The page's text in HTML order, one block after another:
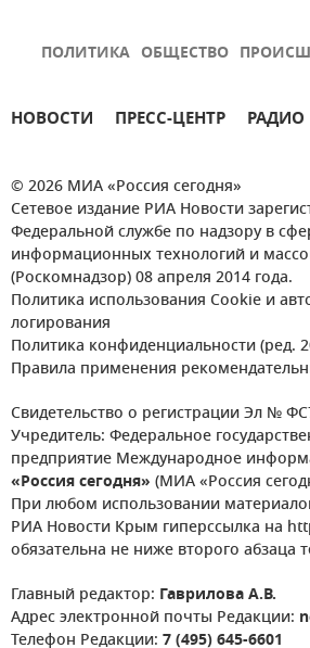
ПОЛИТИКА ОБЩЕСТВО
НОВОСТИ ПРЕСС-ЦЕНТР РАДИО
© 2026 МИА «Россия сегодня»
Сетевое издание РИА Новости
Федеральной службе по надзору в
информационных технологий и
(Роскомнадзор) 08 апреля 2014 года.
Политика использования Cookie и
логирования
Политика конфиденциальности (ред.
Правила применения
Свидетельство о регистрации Эл №
Учредитель: Федеральное
предприятие Международное
«Россия сегодня» (МИА «Россия
При любом использовании
РИА Новости Крым гиперссылка на
обязательна не ниже второго абзаца
Главный редактор: Гаврилова А.В.
Адрес электронной почты Редакции:
Телефон Редакции: 7 (495) 645-6601